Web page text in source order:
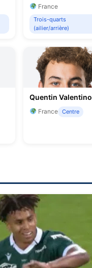
France
Trois-quarts
(ailier/arrière)
Quentin Valentino
France Centre